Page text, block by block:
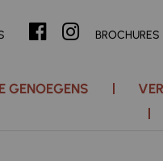
BROCHURES
GENOEGENS